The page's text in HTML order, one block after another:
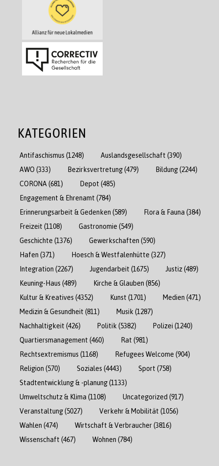
KATEGORIEN
Antifaschismus (1248) Auslandsgesellschaft (390)
AWO (333) Bezirksvertretung(479) Bildung(2244)
CORONA (681) Depot (485)
Engagement & Ehrenamt (784)
Erinnerungsarbeit & Gedenken (589) Flora & Fauna (384)
Freizeit (1108) Gastronomie (549)
Geschichte (1376) Gewerkschaften (590)
Hafen (371) Hoesch & Westfalenhütte (327)
Integration (2267) Jugendarbeit (1675) Justiz(489)
Keuning-Haus (489) Kirche & Glauben (856)
Kultur & Kreatives (4352) Kunst (1701) Medien (471)
Medizin & Gesundheit (811) Musik (1287)
Nachhaltigkeit (426) Politik (5382) Polizei (1240)
Quartiersmanagement (460) Rat (981)
Rechtsextremismus (1168) Refugees Welcome (904)
Religion (570) Soziales (4443) Sport (758)
Stadtentwicklung & -planung(1133)
Umweltschutz & Klima (1108) Uncategorized (917)
Veranstaltung(5027) Verkehr & Mobilität (1056)
Wahlen (474) Wirtschaft & Verbraucher(3816)
Wissenschaft (467) Wohnen (784)